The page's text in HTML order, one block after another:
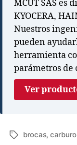
MCUT SAS es
KYOCERA,
Nuestros
pueden
herramienta
parámetros de
Ver
brocas, carburo